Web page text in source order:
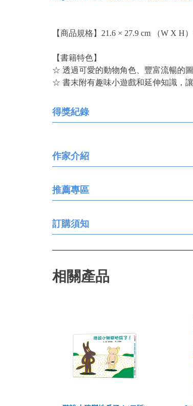
【商品規格】21.6 × 27.9 cm （W X H
【書籍特色】
☆ 透過可愛的動物角色、豐富流暢的
☆ 書末附有趣味小遊戲和延伸知識，
得獎紀錄
作家介紹
推薦專區
訂購須知
相關產品